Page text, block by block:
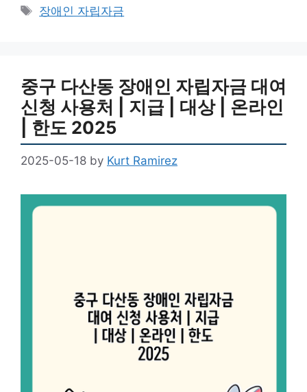
Tags
장애인 자립자금
중구 다산동 장애인 자립자금 대여
신청 사용처 | 지급 | 대상 | 온라인
| 한도 2025
2025-05-18 by Kurt Ramirez